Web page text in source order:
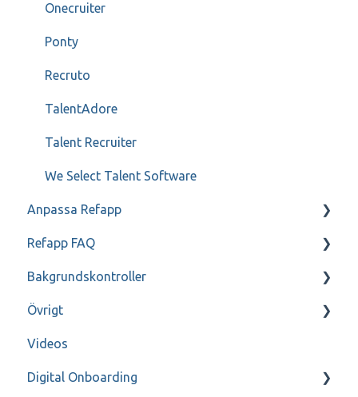
Onecruiter
Ponty
Recruto
TalentAdore
Talent Recruiter
We Select Talent Software
Anpassa Refapp
Enbart för administratörer
Enbart för administratörer - SSO
Refapp FAQ
Persondatapolicy
Referensfrågor
Refapp Insights
Bakgrundskontroller
FAQ
Övrigt
Genomgång
Kontakt
Videos
Digital Onboarding